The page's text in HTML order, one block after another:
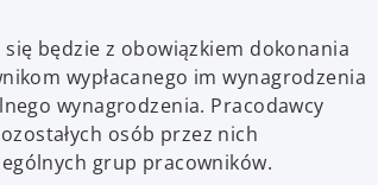
będzie z obowiązkiem dokonania
wypłacanego im wynagrodzenia
wynagrodzenia. Pracodawcy
osób przez nich
grup pracowników.